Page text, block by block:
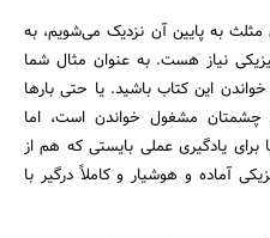
به پایین آن نزدیک می‌­شویم، به
نیاز هست. به عنوان مثال شما
این کتاب باشید. یا حتی بارها
مشغول خواندن است، اما
یادگیری عملی بایستی که هم از
آماده و هوشیار و کاملاً درگیر با